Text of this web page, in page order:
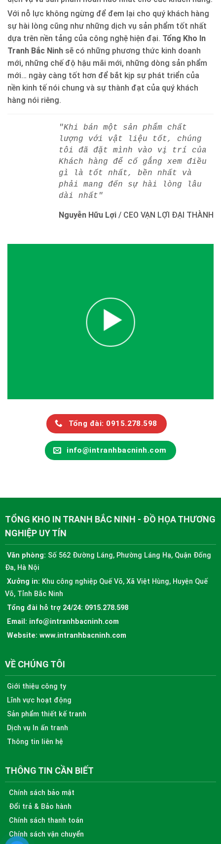
Với nỗ lực không ngừng để đem lại cho quý khách hàng
sự hài lòng cũng như những dịch vụ sản phẩm tốt nhất
dựa trên nền tảng của công nghệ hiện đại. Tổng Kho In
Tranh Bắc Ninh sẽ có những phương thức kinh doanh
mới, những chế độ hậu mãi mới, những dòng sản phẩm
mới… ngày càng tốt hơn để bắt kịp sự phát triển của
nền kinh tế nói chung và sự thành đạt của quý khách
hàng nói riêng.
"Khi bán một sản phẩm chất
lượng với vật liệu tốt, chúng
tôi đã đặt mình vào vị trí của
Khách hàng để cố gắng xem điều
gì là tốt nhất, bền nhất và
phải mang đến sự hài lòng lâu
dài nhất"
Nguyễn Hữu Lợi / CEO VẠN LỢI ĐẠI THÀNH
Tổng đài: 0915.278.598
info@intranhbacninh.com
TỔNG KHO IN TRANH BẮC NINH - ĐỒ HỌA THƯƠNG
NGHIỆP UY TÍN
Văn phòng: Số 562 Đường Láng, Phường Láng Hạ, Quận Đống
Đa, Hà Nội
Xưởng in: Khu công nghiệp Quế Võ, Xã Việt Hùng, Huyện Quế
Võ, Tỉnh Bắc Ninh
Tổng đài hỗ trợ 24/24: 0915.278.598
Email: info@intranhbacninh.com
Website: www.intranhbacninh.com
VỀ CHÚNG TÔI
Giới thiệu công ty
Lĩnh vực hoạt động
Sản phẩm thiết kế tranh
Dịch vụ In ấn tranh
Thông tin liên hệ
THÔNG TIN CẦN BIẾT
Chính sách bảo mật
Đổi trả & Bảo hành
Chính sách thanh toán
Chính sách vận chuyển